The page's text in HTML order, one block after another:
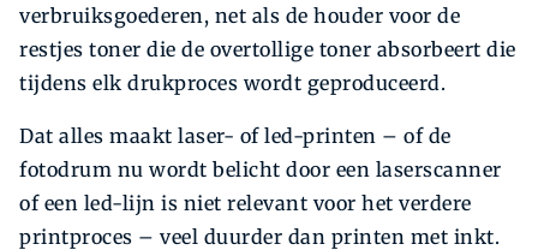
verbruiksgoederen, net als de houder voor de
restjes toner die de overtollige toner absorbeert die
tijdens elk drukproces wordt geproduceerd.
Dat alles maakt laser- of led-printen – of de
fotodrum nu wordt belicht door een laser­scanner
of een led-lijn is niet relevant voor het verdere
printproces – veel duurder dan printen met inkt.